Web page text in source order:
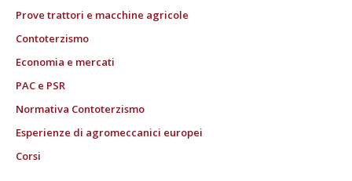
Prove trattori e macchine agricole
Contoterzismo
Economia e mercati
PAC e PSR
Normativa Contoterzismo
Esperienze di agromeccanici europei
Corsi